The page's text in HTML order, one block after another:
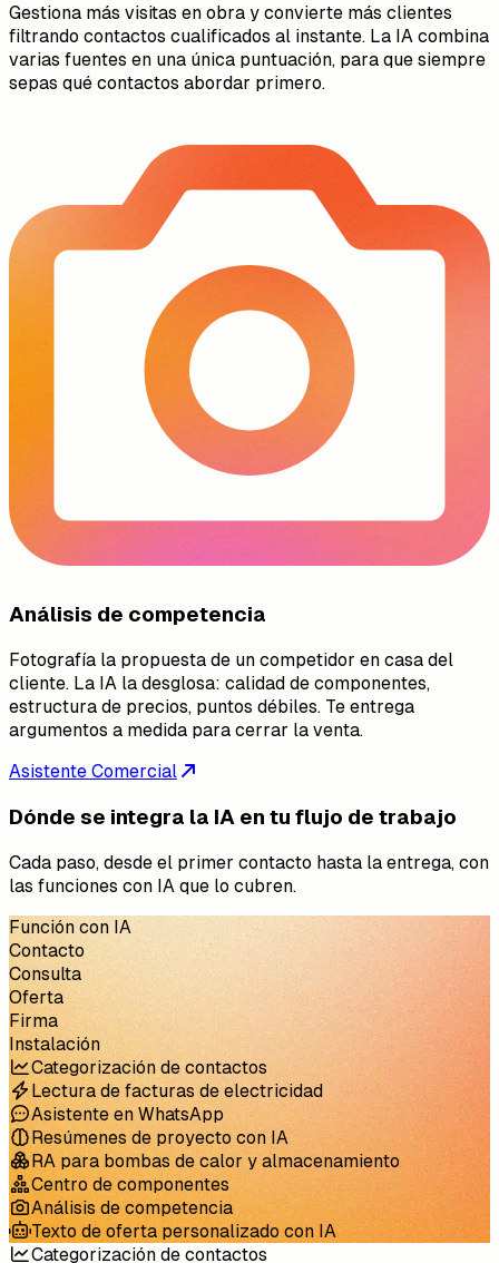
Gestiona más visitas en obra y convierte más clientes
filtrando contactos cualificados al instante. La IA combina
varias fuentes en una única puntuación, para que siempre
sepas qué contactos abordar primero.
Análisis de competencia
Fotografía la propuesta de un competidor en casa del
cliente. La IA la desglosa: calidad de componentes,
estructura de precios, puntos débiles. Te entrega
argumentos a medida para cerrar la venta.
Asistente Comercial
Dónde se integra la IA en tu flujo de trabajo
Cada paso, desde el primer contacto hasta la entrega, con
las funciones con IA que lo cubren.
Función con IA
Contacto
Consulta
Oferta
Firma
Instalación
Categorización de contactos
Lectura de facturas de electricidad
Asistente en WhatsApp
Resúmenes de proyecto con IA
RA para bombas de calor y almacenamiento
Centro de componentes
Análisis de competencia
Texto de oferta personalizado con IA
Categorización de contactos